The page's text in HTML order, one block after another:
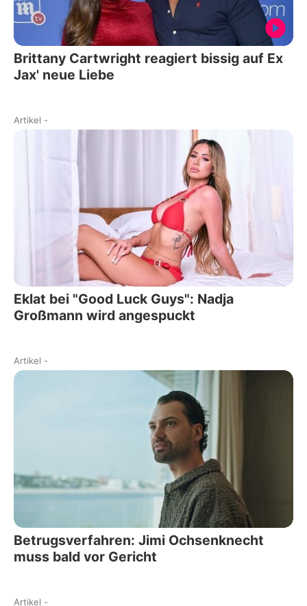
Brittany Cartwright reagiert bissig auf Ex
Jax' neue Liebe
Artikel -
Eklat bei "Good Luck Guys": Nadja
Großmann wird angespuckt
Artikel -
Betrugsverfahren: Jimi Ochsenknecht
muss bald vor Gericht
Artikel -